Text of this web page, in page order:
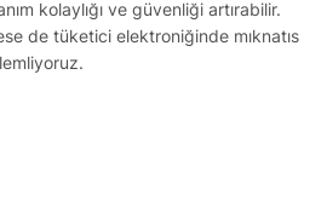
kolaylığı ve güvenliği artırabilir.
de tüketici elektroniğinde mıknatıs